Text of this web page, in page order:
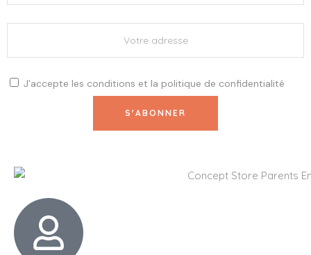
J'accepte les conditions et la politique de confidentialité